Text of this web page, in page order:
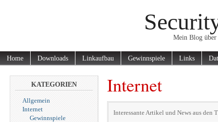
Mein Blog
Home Downloads Linkaufbau Gewinnspiele Links
KATEGORIEN
Allgemein
Internet
Gewinnspiele
Internet
Interessante Artikel und News aus den